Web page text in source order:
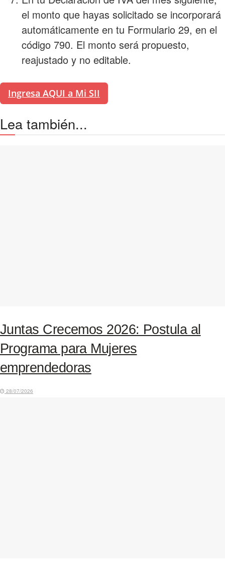
el monto que hayas solicitado se incorporará
automáticamente en tu Formulario 29, en el
código 790. El monto será propuesto,
reajustado y no editable.
Ingresa AQUI a Mi SII
Lea también...
Juntas Crecemos 2026: Postula al
Programa para Mujeres
emprendedoras
28/07/2026